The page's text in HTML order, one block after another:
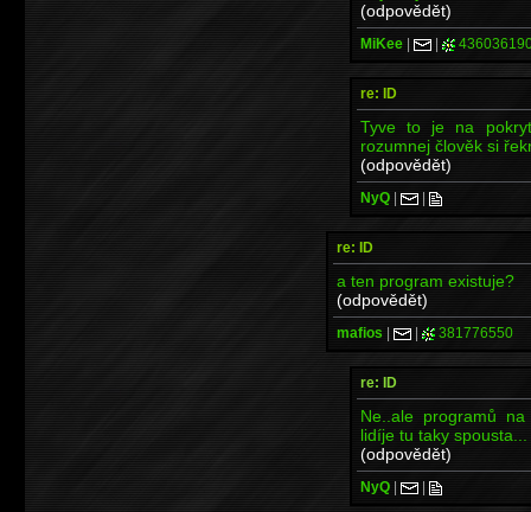
(odpovědět)
MiKee | |
re: ID
Tyve to je na
rozumnej člověk si
(odpovědět)
NyQ | |
re: ID
a ten program existuje?
(odpovědět)
mafios | | 381776550
re: ID
Ne..ale programů
lidíje tu taky spousta...
(odpovědět)
NyQ | |